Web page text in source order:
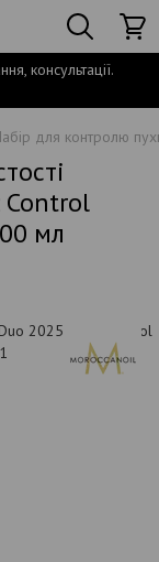
консультації.
для контролю
Control
мл